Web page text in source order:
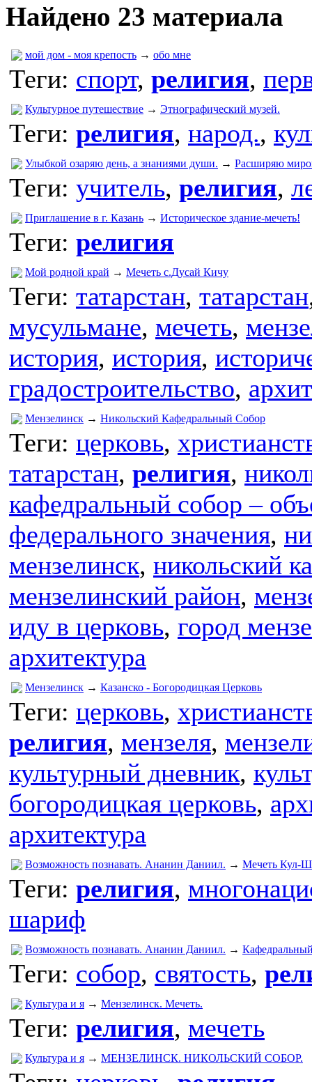
Найдено 23 материала
мой дом - моя крепость → обо мне
Теги: спорт, религия,
Культурное путешествие → Этнографический музей.
Теги: религия, народ.,
Улыбкой озаряю день, а знаниями души. → Расширяю
Теги: учитель, религия,
Приглашение в г. Казань → Историческое здание-мечеть!
Теги: религия
Мой родной край → Мечеть с.Дусай Кичу
Теги: татарстан, татарстан
мусульмане, мечеть,
история, история,
градостроительство,
Мензелинск → Никольский Кафедральный Собор
Теги: церковь,
татарстан, религия,
кафедральный собор –
федерального значения,
мензелинск, никольский
мензелинский район,
иду в церковь, город
архитектура
Мензелинск → Казанско - Богородицкая Церковь
Теги: церковь,
религия, мензеля,
культурный дневник,
богородицкая церковь,
архитектура
Возможность познавать. Ананин Даниил. → Мечеть Кул-
Теги: религия,
шариф
Возможность познавать. Ананин Даниил. →
Теги: собор, святость,
Культура и я → Мензелинск. Мечеть.
Теги: религия, мечеть
Культура и я → МЕНЗЕЛИНСК. НИКОЛЬСКИЙ СОБОР.